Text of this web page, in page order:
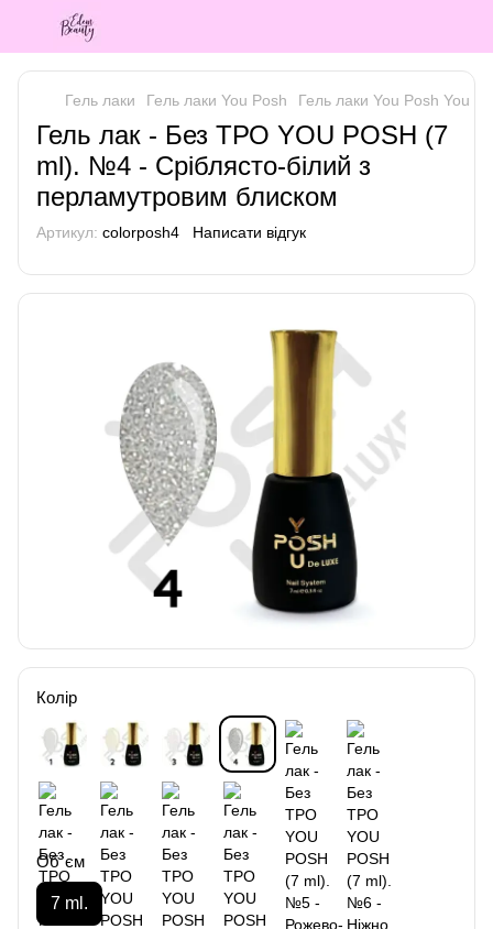
Гель лаки Гель лаки You Posh Гель лаки You Posh You
Гель лак - Без ТРО YOU POSH (7
ml). №4 - Сріблясто-білий з
перламутровим блиском
Артикул: colorposh4 Написати відгук
Колір
Об`єм
7 ml.